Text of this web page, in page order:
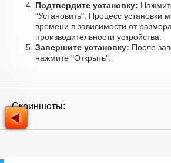
Подтвердите установку:
"Установить". Процесс установки
времени в зависимости от
производительности устройства.
Завершите установку: После
нажмите "Открыть".
Скриншоты: